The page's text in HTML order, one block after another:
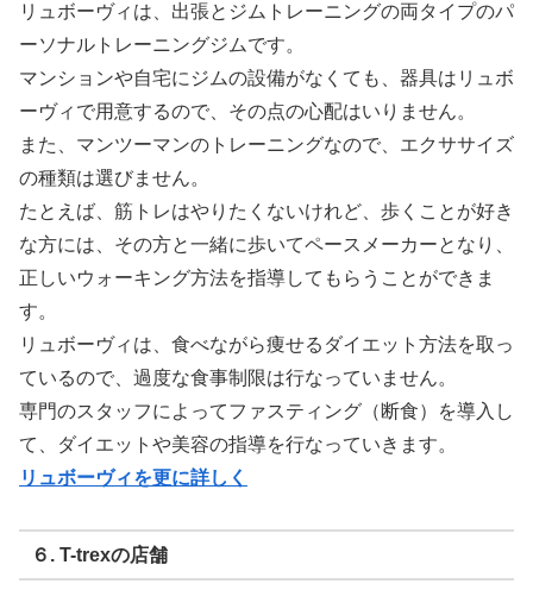
リュボーヴィは、出張とジムトレーニングの両タイプのパ
ーソナルトレーニングジムです。
マンションや自宅にジムの設備がなくても、器具はリュボ
ーヴィで用意するので、その点の心配はいりません。
また、マンツーマンのトレーニングなので、エクササイズ
の種類は選びません。
たとえば、筋トレはやりたくないけれど、歩くことが好き
な方には、その方と一緒に歩いてペースメーカーとなり、
正しいウォーキング方法を指導してもらうことができま
す。
リュボーヴィは、食べながら痩せるダイエット方法を取っ
ているので、過度な食事制限は行なっていません。
専門のスタッフによってファスティング（断食）を導入し
て、ダイエットや美容の指導を行なっていきます。
リュボーヴィを更に詳しく
６. T-trexの店舗